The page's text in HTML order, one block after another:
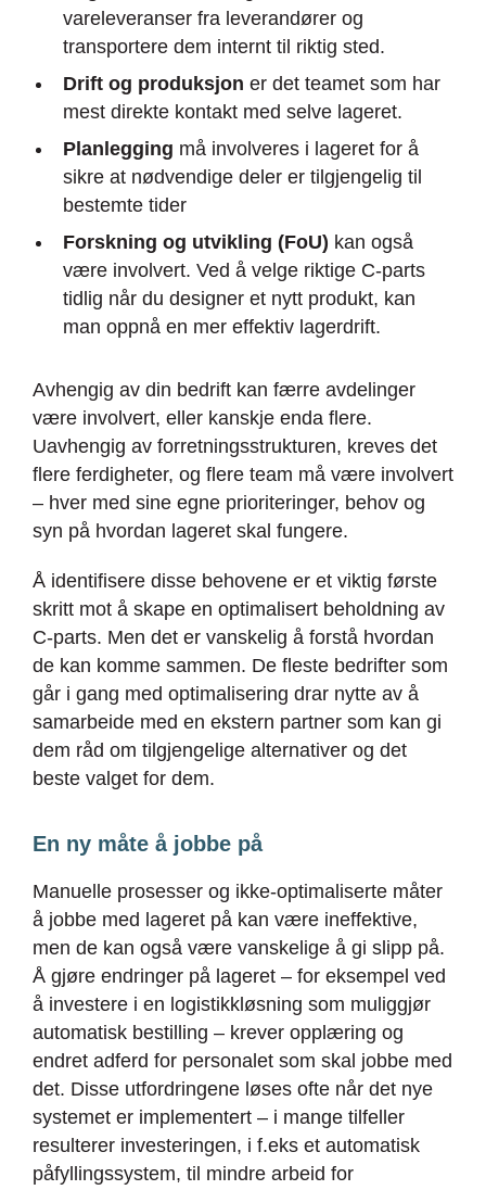
vareleveranser fra leverandører og
transportere dem internt til riktig sted.
Drift og produksjon er det teamet som har
mest direkte kontakt med selve lageret.
Planlegging må involveres i lageret for å
sikre at nødvendige deler er tilgjengelig til
bestemte tider
Forskning og utvikling (FoU) kan også
være involvert. Ved å velge riktige C-parts
tidlig når du designer et nytt produkt, kan
man oppnå en mer effektiv lagerdrift.
Avhengig av din bedrift kan færre avdelinger
være involvert, eller kanskje enda flere.
Uavhengig av forretningsstrukturen, kreves det
flere ferdigheter, og flere team må være involvert
– hver med sine egne prioriteringer, behov og
syn på hvordan lageret skal fungere.
Å identifisere disse behovene er et viktig første
skritt mot å skape en optimalisert beholdning av
C-parts. Men det er vanskelig å forstå hvordan
de kan komme sammen. De fleste bedrifter som
går i gang med optimalisering drar nytte av å
samarbeide med en ekstern partner som kan gi
dem råd om tilgjengelige alternativer og det
beste valget for dem.
En ny måte å jobbe på
Manuelle prosesser og ikke-optimaliserte måter
å jobbe med lageret på kan være ineffektive,
men de kan også være vanskelige å gi slipp på.
Å gjøre endringer på lageret – for eksempel ved
å investere i en logistikkløsning som muliggjør
automatisk bestilling – krever opplæring og
endret adferd for personalet som skal jobbe med
det. Disse utfordringene løses ofte når det nye
systemet er implementert – i mange tilfeller
resulterer investeringen, i f.eks et automatisk
påfyllingssystem, til mindre arbeid for